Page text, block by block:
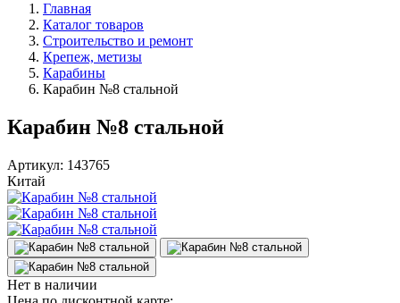
Главная
Каталог товаров
Строительство и ремонт
Крепеж, метизы
Карабины
Карабин №8 стальной
Карабин №8 стальной
Артикул: 143765
Китай
Нет в наличии